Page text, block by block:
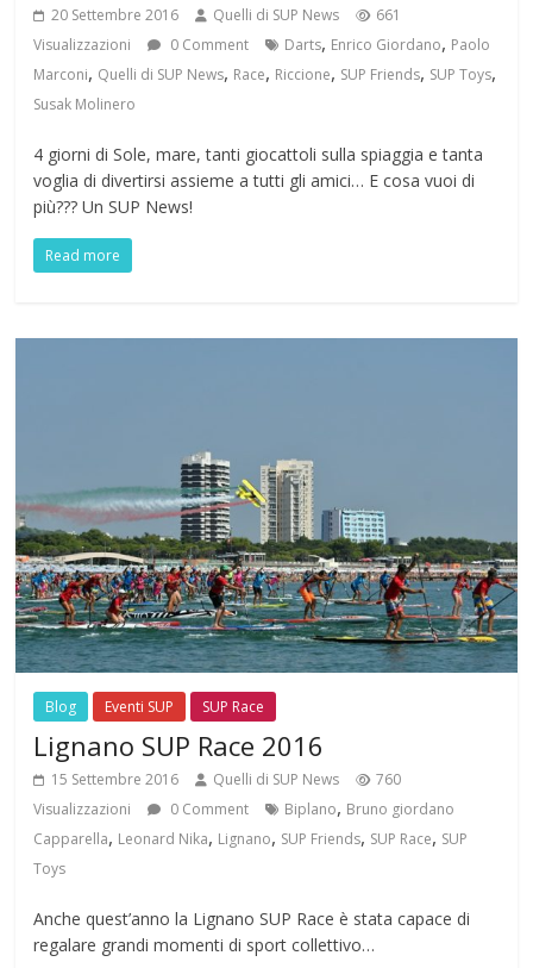
20 Settembre 2016 Quelli di SUP News
661
Visualizzazioni
0 Comment Darts, Enrico Giordano, Paolo
Marconi, Quelli di SUP News, Race, Riccione, SUP Friends, SUP Toys,
Susak Molinero
4 giorni di Sole, mare, tanti giocattoli sulla spiaggia e tanta
voglia di divertirsi assieme a tutti gli amici… E cosa vuoi di
più??? Un SUP News!
Read more
Blog Eventi SUP SUP Race
Lignano SUP Race 2016
15 Settembre 2016 Quelli di SUP News
760
Visualizzazioni
0 Comment Biplano, Bruno giordano
Capparella, Leonard Nika, Lignano, SUP Friends, SUP Race, SUP
Toys
Anche quest’anno la Lignano SUP Race è stata capace di
regalare grandi momenti di sport collettivo…